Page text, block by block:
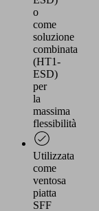
o
come
soluzione
combinata
(HT1-
ESD)
per
la
massima
flessibilità
Utilizzata
come
ventosa
piatta
SFF